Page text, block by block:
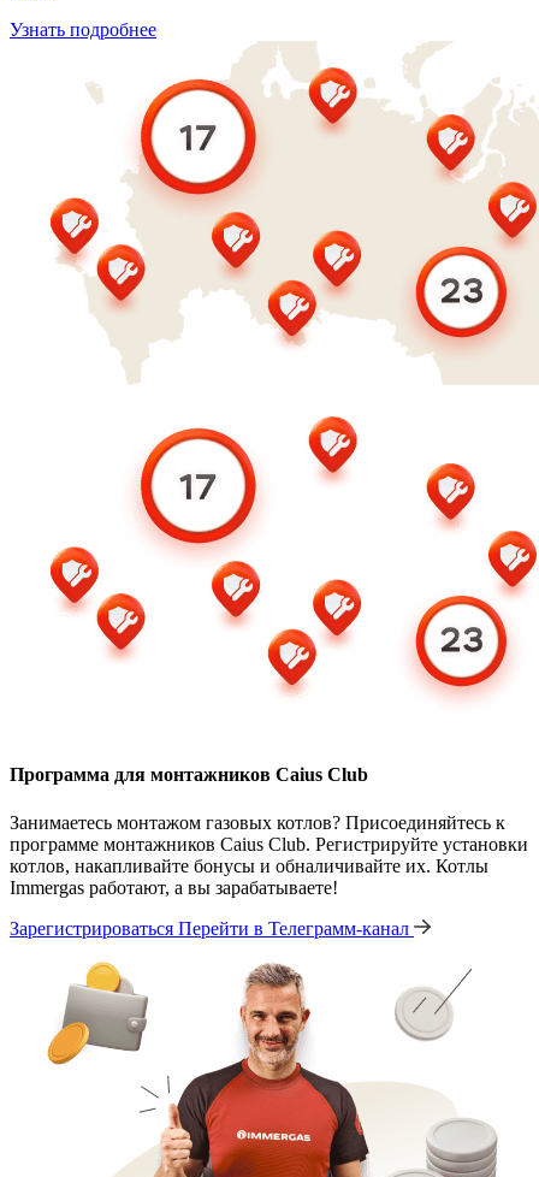
Узнать подробнее
Программа для монтажников Caius Club
Занимаетесь монтажом газовых котлов? Присоединяйтесь к
программе монтажников Caius Club. Регистрируйте установки
котлов, накапливайте бонусы и обналичивайте их. Котлы
Immergas работают, а вы зарабатываете!
Зарегистрироваться Перейти в Телеграмм-канал